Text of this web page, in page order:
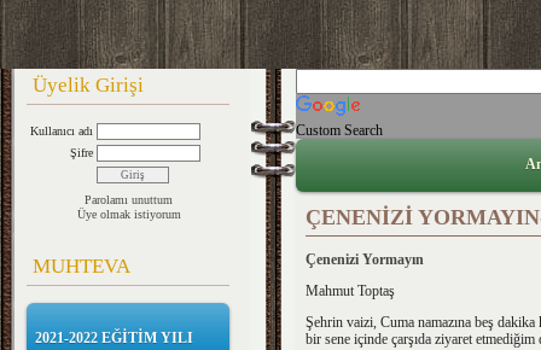
Üyelik Girişi
Kullanıcı adı
Şifre
Parolamı unuttum
Üye olmak istiyorum
MUHTEVA
2021-2022 EĞİTİM YILI
Custom Search
ÇENENİZİ
Çenenizi Yormayın
Mahmut Toptaş
Şehrin vaizi, Cuma namazına beş
bir sene içinde çarşıda ziyaret